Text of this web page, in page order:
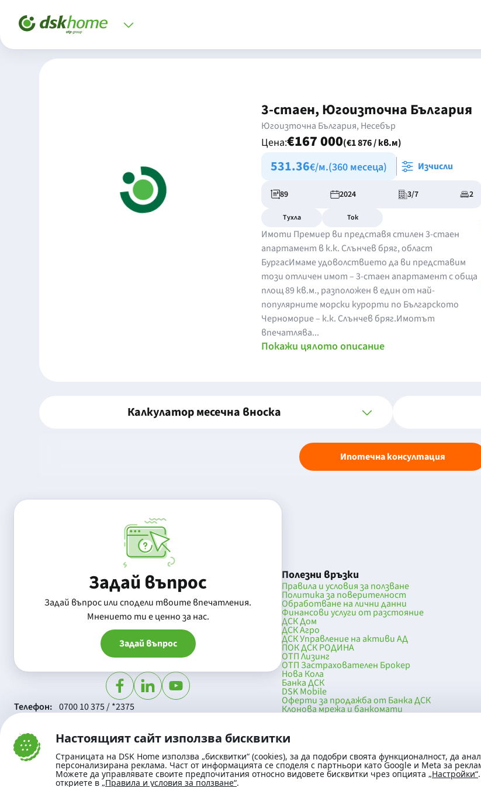
Настоящият сайт използва бисквитки
Страницата на DSK Home използва „бисквитки“ (cookies), за да подобри своята функционалност, да
персонализирана реклама. Част от информацията се споделя с партньори като Google и Meta за
Можете да управлявате своите предпочитания относно видовете бисквитки чрез опцията „Настройки“
откриете в „Правила и условия за ползване“.
3-стаен, Югоизточна България
Югоизточна България, Несебър
Цена:€167 000(€1 876 / кв.м)
531.36€/м.(360 месеца) Изчисли
89 2024 3/7 2
Тухла Ток
Имоти Премиер ви представя стилен 3-стаен
апартамент в к.к. Слънчев бряг, област
БургасИмаме удоволствието да ви представим
този отличен имот – 3-стаен апартамент с обща
площ 89 кв.м., разположен в един от най-
популярните морски курорти по Българското
Черноморие – к.к. Слънчев бряг.Имотът
впечатлява...
Покажи цялото описание
Калкулатор месечна вноска
Ипотечна консултация
Задай въпрос
Задай въпрос или сподели твоите впечатления.
Mнението ти е ценно за нас.
Задай въпрос
Телефон:
SWIFT/BIC:
0700 10 375 / *2375
BIC/SWIFT на Банка ДСК: STSABGSF
Полезни връзки
Правила и условия за ползване
Политика за поверителност
Обработване на лични данни
Финансови услуги от разстояние
ДСК Дом
ДСК Агро
ДСК Управление на активи АД
ПОК ДСК РОДИНА
ОТП Лизинг
ОТП Застрахователен Брокер
Нова Кола
Банка ДСК
DSK Mobile
Оферти за продажба от Банка ДСК
Клонова мрежа и банкомати